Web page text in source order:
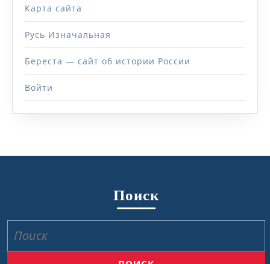
Карта сайта
Русь Изначальная
Береста — сайт об истории России
Войти
Поиск